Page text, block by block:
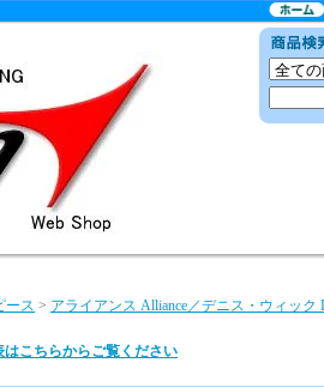
ース > アライアンス Alliance／デニス・ウィック
こちらからご覧ください